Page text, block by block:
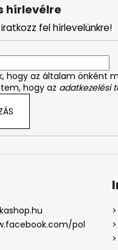
hírlevélre
fel hírlevelünkre!
hogy az általam
hogy az adatkezelési
pol